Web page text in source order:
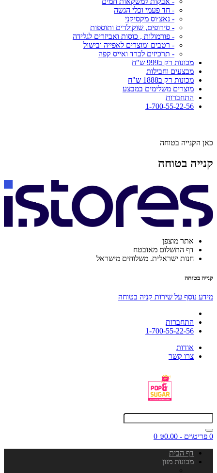
- חד פעמי וכלי הגשה
- נאצ׳וס מקסיקני
- סירופים, שוקולדים ותוספות
- פורמולות , כוסות ואביזרים לגלידה
- רטבים ומוצרים לאפייה ובישול
- תרכיזים לברד ואייס קפה
מכונות רק ב999 ש"ח
מבצעים וחבילות
מכונות רק ב1888 ש"ח
מוצרים משלימים במבצע
התחברות
1-700-55-22-56
כאן הקנייה בטוחה
קנייה בטוחה
אתר מוצפן
דף התשלום מאובטח
חנות ישראלית. משלוחים מישראל
קנייה בטוחה
מידע נוסף על שירות קניה בטוחה
התחברות
1-700-55-22-56
אודות
צרו קשר
0 פריט\ים - ₪0.00
0
דף הבית
מכונות מזון